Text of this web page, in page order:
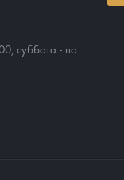
суббота - по